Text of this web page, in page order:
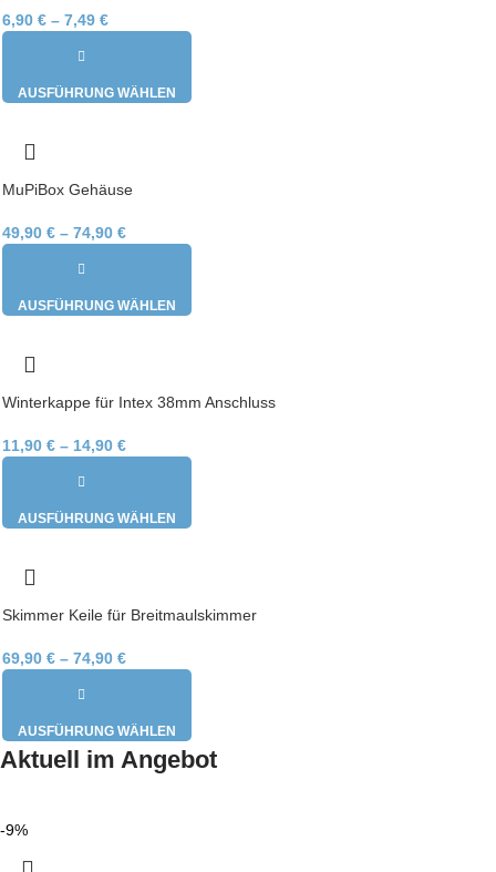
6,90 € – 7,49 €
AUSFÜHRUNG WÄHLEN
MuPiBox Gehäuse
49,90 € – 74,90 €
AUSFÜHRUNG WÄHLEN
Winterkappe für Intex 38mm Anschluss
11,90 € – 14,90 €
AUSFÜHRUNG WÄHLEN
Skimmer Keile für Breitmaulskimmer
69,90 € – 74,90 €
AUSFÜHRUNG WÄHLEN
Aktuell im Angebot
-9%